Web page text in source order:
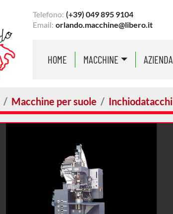
Telefono: (+39) 049 895 9104
Email: orlando.macchine@libero.it
HOME MACCHINE AZIENDA
Macchine per suole Inchiodatacchi